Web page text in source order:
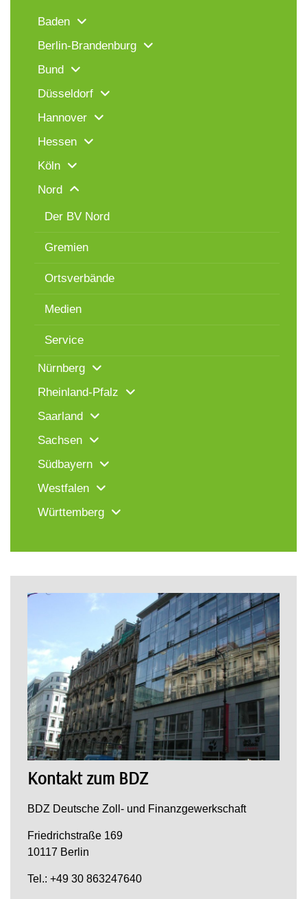
Baden
Berlin-Brandenburg
Bund
Düsseldorf
Hannover
Hessen
Köln
Nord
Der BV Nord
Gremien
Ortsverbände
Medien
Service
Nürnberg
Rheinland-Pfalz
Saarland
Sachsen
Südbayern
Westfalen
Württemberg
Kontakt zum BDZ
BDZ Deutsche Zoll- und Finanzgewerkschaft
Friedrichstraße 169
10117 Berlin
Tel.: +49 30 863247640